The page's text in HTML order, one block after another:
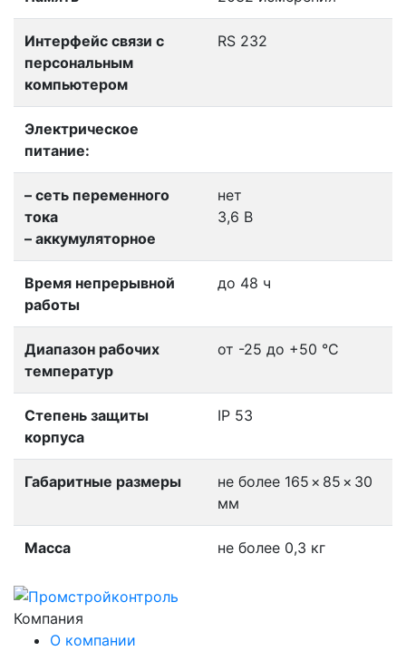
Интерфейс связи с
персональным
компьютером
RS 232
Электрическое
питание:
– сеть переменного
тока
– аккумуляторное
нет
3,6 В
Время непрерывной
работы
до 48 ч
Диапазон рабочих
температур
от -25 до +50 °С
Степень защиты
корпуса
IP 53
Габаритные размеры не более 165 × 85 × 30
мм
Масса не более 0,3 кг
Компания
О компании